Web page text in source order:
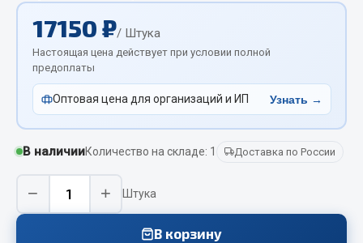
Весь раздел
Смазочные материалы
Масла
Технические жидкости
17150 ₽/ Штука
Настоящая цена действует при условии полной
предоплаты
Оптовая цена для организаций и ИП Узнать →
В наличииКоличество на складе: 1 Доставка по России
− + Штука
В корзину